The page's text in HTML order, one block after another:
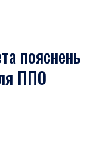
пояснень
ППО